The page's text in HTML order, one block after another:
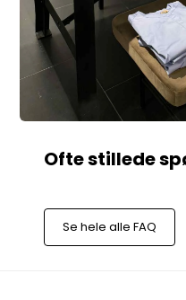
Se hele alle FAQ